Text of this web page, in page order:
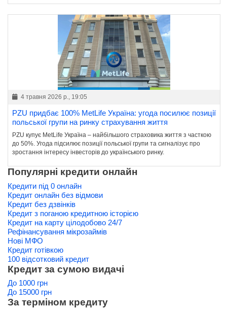
4 травня 2026 р., 19:05
PZU придбає 100% MetLife Україна: угода посилює позиції
польської групи на ринку страхування життя
PZU купує MetLife Україна – найбільшого страховика життя з часткою
до 50%. Угода підсилює позиції польської групи та сигналізує про
зростання інтересу інвесторів до українського ринку.
Популярні кредити онлайн
Кредити під 0 онлайн
Кредит онлайн без відмови
Кредит без дзвінків
Кредит з поганою кредитною історією
Кредит на карту цілодобово 24/7
Рефінансування мікрозаймів
Нові МФО
Кредит готівкою
100 відсотковий кредит
Кредит за сумою видачі
До 1000 грн
До 15000 грн
За терміном кредиту